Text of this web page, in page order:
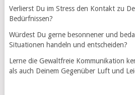
Verlierst Du im Stress den Kontakt zu
Bedürfnissen?
Würdest Du gerne besonnener und
Situationen handeln und entscheiden?
Lerne die Gewaltfreie Kommunikation
als auch Deinem Gegenüber Luft und